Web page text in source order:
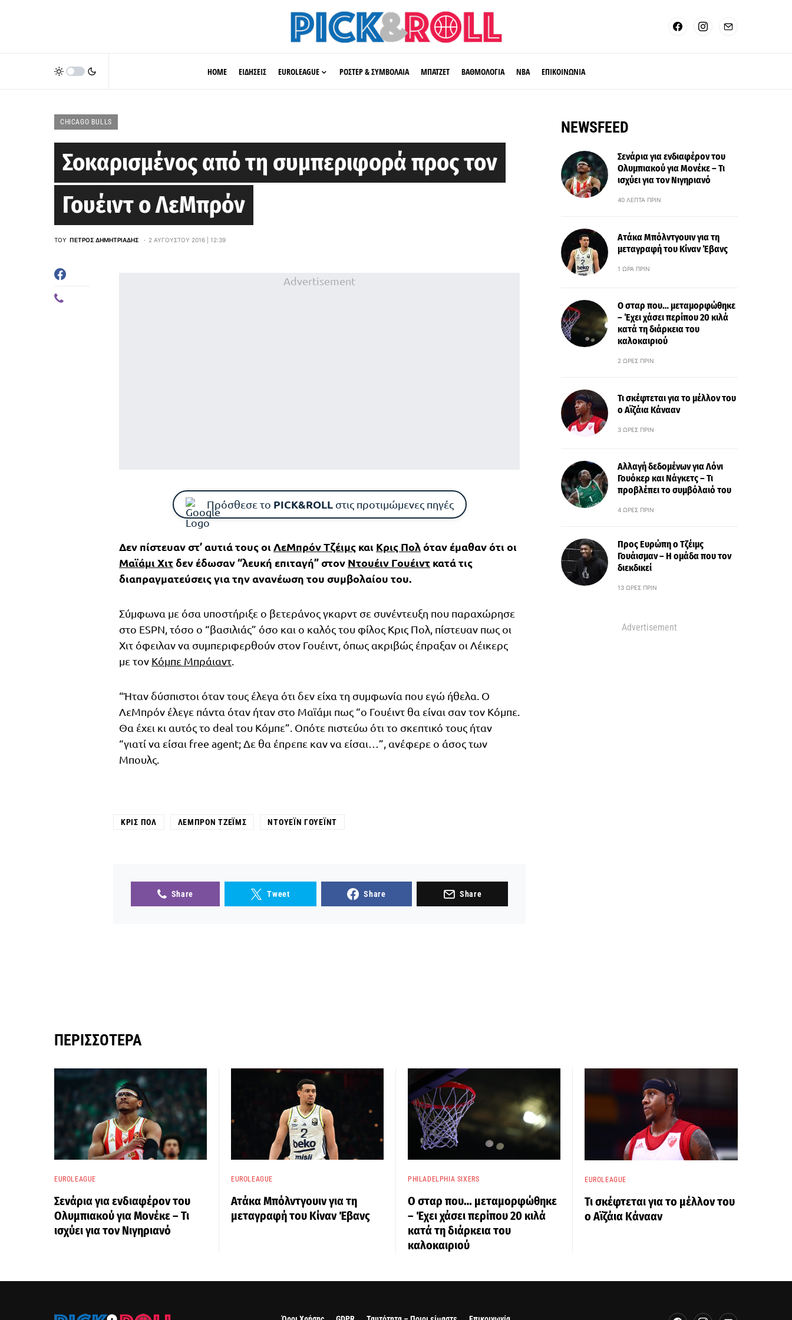
HOME ΕΙΔΗΣΕΙΣ EUROLEAGUE ΡΟΣΤΕΡ & ΣΥΜΒΟΛΑΙΑ ΜΠΑΤΖΕΤ ΒΑΘΜΟΛΟΓΙΑ ΝΒΑ ΕΠΙΚΟΙΝΩΝΙΑ
CHICAGO BULLS
Σοκαρισμένος από τη συμπεριφορά προς τον
Γουέιντ ο ΛεΜπρόν
ΤΟΥ ΠΈΤΡΟΣ ΔΗΜΗΤΡΙΆΔΗΣ 2 ΑΥΓΟΎΣΤΟΥ 2016 | 12:39
Advertisement
Πρόσθεσε το PICK&ROLL στις προτιμώμενες πηγές
Δεν πίστευαν στ’ αυτιά τους οιΛεΜπρόν Τζέιμς και Κρις Πολόταν έμαθαν ότι οι
Μαϊάμι Χιτδεν έδωσαν “λευκή επιταγή” στον Ντουέιν Γουέιντ κατά τις
διαπραγματεύσεις για την ανανέωση του συμβολαίου του.
Σύμφωνα με όσα υποστήριξε ο βετεράνος γκαρντ σε συνέντευξη που παραχώρησε
στο ESPN, τόσο ο “βασιλιάς” όσο και ο καλός του φίλος Κρις Πολ, πίστευαν πως οι
Χιτ όφειλαν να συμπεριφερθούν στον Γουέιντ, όπως ακριβώς έπραξαν οι Λέικερς
με τον Κόμπε Μπράιαντ
“Ήταν δύσπιστοι όταν τους έλεγα ότι δεν είχα τη συμφωνία που εγώ ήθελα. Ο
ΛεΜπρόν έλεγε πάντα όταν ήταν στο Μαϊάμι πως “ο Γουέιντ θα είναι σαν τον Κόμπε.
Θα έχει κι αυτός το deal του Κόμπε”. Οπότε πιστεύω ότι το σκεπτικό τους ήταν
“γιατί να είσαι free agent; Δε θα έπρεπε καν να είσαι…”, ανέφερε ο άσος των
Μπουλς.
ΚΡΙΣ ΠΟΛ ΛΕΜΠΡΌΝ ΤΖΈΙΜΣ ΝΤΟΥΈΙΝ ΓΟΥΈΙΝΤ
Share Tweet Share Share
NEWSFEED
Σενάρια για ενδιαφέρον του
Ολυμπιακού για Μονέκε – Τι
ισχύει για τον Νιγηριανό
40 ΛΕΠΤΆ ΠΡΙΝ
Ατάκα Μπόλντγουιν για τη
μεταγραφή του Κίναν Έβανς
1 ΏΡΑ ΠΡΙΝ
Ο σταρ που… μεταμορφώθηκε
– Έχει χάσει περίπου 20 κιλά
κατά τη διάρκεια του
καλοκαιριού
2 ΏΡΕΣ ΠΡΙΝ
Τι σκέφτεται για το μέλλον του
ο Αϊζάια Κάνααν
3 ΏΡΕΣ ΠΡΙΝ
Αλλαγή δεδομένων για Λόνι
Γουόκερ και Νάγκετς – Τι
προβλέπει το συμβόλαιό του
4 ΏΡΕΣ ΠΡΙΝ
Προς Ευρώπη ο Τζέιμς
Γουάισμαν – Η ομάδα που τον
διεκδικεί
13 ΏΡΕΣ ΠΡΙΝ
Advertisement
ΠΕΡΙΣΣΌΤΕΡΑ
EUROLEAGUE
Σενάρια για ενδιαφέρον του
Ολυμπιακού για Μονέκε – Τι
ισχύει για τον Νιγηριανό
EUROLEAGUE
Ατάκα Μπόλντγουιν για τη
μεταγραφή του Κίναν Έβανς
PHILADELPHIA SIXERS
Ο σταρ που… μεταμορφώθηκε
– Έχει χάσει περίπου 20 κιλά
κατά τη διάρκεια του
καλοκαιριού
EUROLEAGUE
Τι σκέφτεται για το μέλλον του
ο Αϊζάια Κάνααν